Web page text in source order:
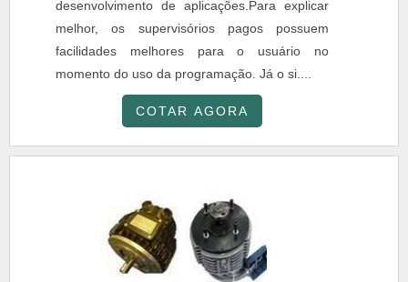
desenvolvimento de aplicações.Para explicar
melhor, os supervisórios pagos possuem
facilidades melhores para o usuário no
momento do uso da programação. Já o si....
COTAR AGORA